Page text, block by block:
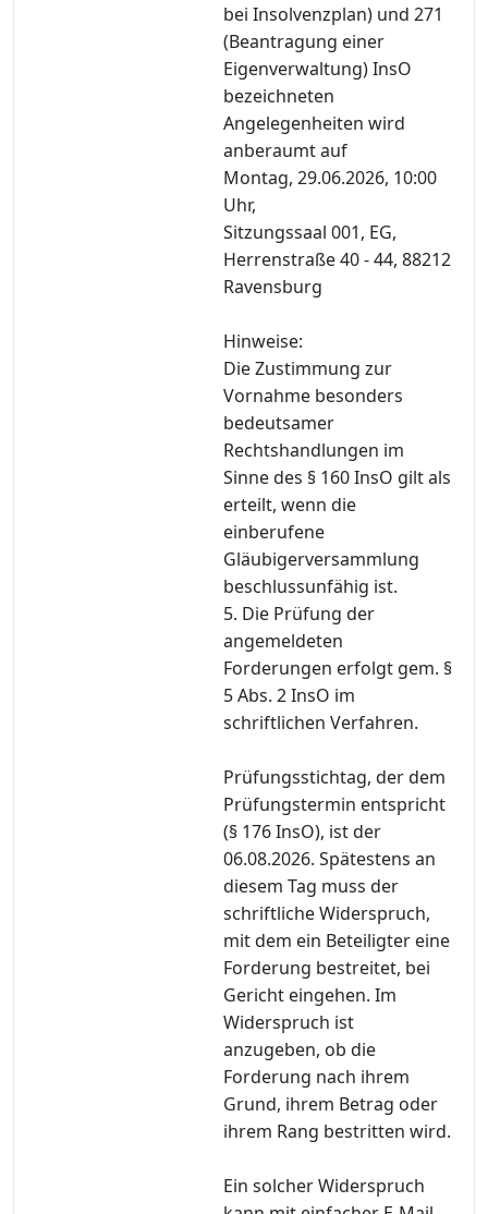
bei Insolvenzplan) und 271
(Beantragung einer
Eigenverwaltung) InsO
bezeichneten
Angelegenheiten wird
anberaumt auf
Montag, 29.06.2026, 10:00
Uhr,
Sitzungssaal 001, EG,
Herrenstraße 40 - 44, 88212
Ravensburg
Hinweise:
Die Zustimmung zur
Vornahme besonders
bedeutsamer
Rechtshandlungen im
Sinne des § 160 InsO gilt als
erteilt, wenn die
einberufene
Gläubigerversammlung
beschlussunfähig ist.
5. Die Prüfung der
angemeldeten
Forderungen erfolgt gem. §
5 Abs. 2 InsO im
schriftlichen Verfahren.
Prüfungsstichtag, der dem
Prüfungstermin entspricht
(§ 176 InsO), ist der
06.08.2026. Spätestens an
diesem Tag muss der
schriftliche Widerspruch,
mit dem ein Beteiligter eine
Forderung bestreitet, bei
Gericht eingehen. Im
Widerspruch ist
anzugeben, ob die
Forderung nach ihrem
Grund, ihrem Betrag oder
ihrem Rang bestritten wird.
Ein solcher Widerspruch